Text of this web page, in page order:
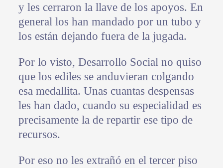
y les cerraron la llave de los apoyos. En
general los han mandado por un tubo y
los están dejando fuera de la jugada.
Por lo visto, Desarrollo Social no quiso
que los ediles se anduvieran colgando
esa medallita. Unas cuantas despensas
les han dado, cuando su especialidad es
precisamente la de repartir ese tipo de
recursos.
Por eso no les extrañó en el tercer piso